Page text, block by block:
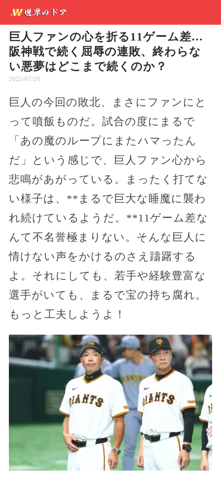
巨人ファンの心を折る11ゲーム差…
阪神戦で続く屈辱の連敗、終わらな
い悪夢はどこまで続くのか？
2025/07/20
巨人の今回の敗北、まさにファンにと
って噴飯ものだ。試合の度にまるで
「あの魔のループにまたハマったん
だ」という感じで、巨人ファン心から
悲鳴があがっている。まったく打てな
い様子は、**まるで巨大な睡魔に襲わ
れ続けているようだ。**11ゲーム差な
んて不名誉極まりない。そんな巨人に
情けない声をかけるのさえ躊躇する
よ。それにしても、若手や経験豊富な
選手がいても、まるで宝の持ち腐れ。
もっと工夫しようよ！